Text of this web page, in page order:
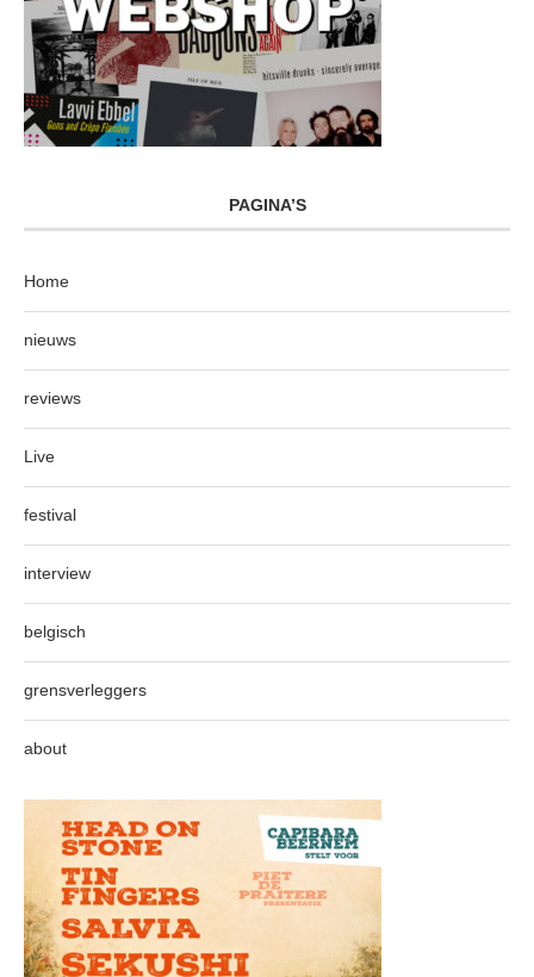
PAGINA’S
Home
nieuws
reviews
Live
festival
interview
belgisch
grensverleggers
about